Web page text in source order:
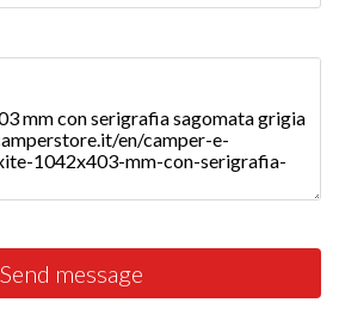
Send message